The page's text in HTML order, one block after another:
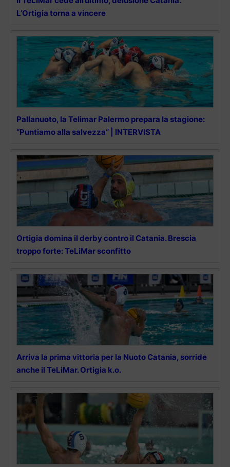
L’Ortigia torna a vincere
Pallanuoto, la Telimar Palermo prepara la stagione:
“Puntiamo alla salvezza” | INTERVISTA
Ortigia domina il derby contro il Catania. Brescia
troppo forte: TeLiMar sconfitto
Arriva la prima vittoria per la Nuoto Catania, sorride
anche il TeLiMar. Ortigia k.o.